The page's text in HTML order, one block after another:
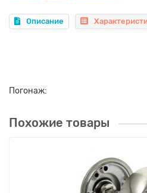
Описание
Погонаж:
Похожие товары